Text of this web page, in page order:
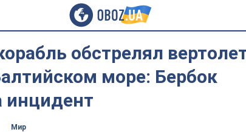
обстрелял
море: Бербок
инцидент
Мир